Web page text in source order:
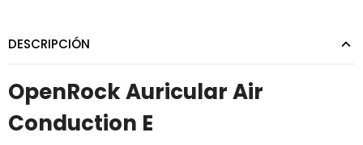
DESCRIPCIÓN
OpenRock Auricular Air
Conduction E